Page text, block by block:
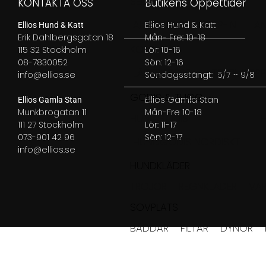
ALLA SELAR
STEP-IN
KOPPEL
LÄDERKOPPEL
TEXTIL
GODIS & TUGG
HUNDGODIS
HUNDGODIS NORDISKT
BÄDDAR
FILTAR DYNOR
KONTAKTA OSS
Ellios Hund & Katt
Erik Dahlbergsgatan 18
115 32 Stockholm
08-7830052
info@ellios.se
Ellios Gamla Stan
Munkbrogatan 11
111 27 Stockholm
073-901 42 96
info@ellios.se
Butikens Öppettider
Ellios Hund & Katt
Mån- Fre: 10-18
Lör: 10-16
Sön: 12-16
Söndagsstängt: 5/7 – 9/8
Ellios Gamla Stan
Mån-Fre 10-18
Lör: 11-17
Sön: 12-17